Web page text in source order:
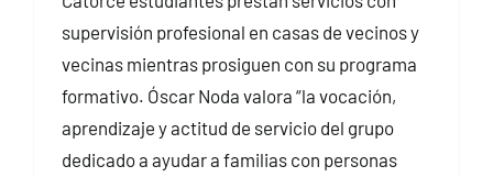
supervisión profesional en casas de vecinos y
vecinas mientras prosiguen con su programa
formativo. Óscar Noda valora “la vocación,
aprendizaje y actitud de servicio del grupo
dedicado a ayudar a familias con personas